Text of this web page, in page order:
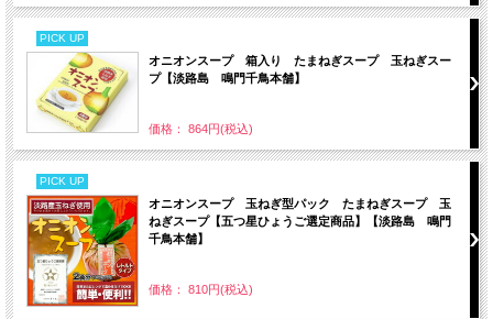
PICK UP
オニオンスープ 箱入り たまねぎスープ 玉ねぎスー
プ【淡路島 鳴門千鳥本舗】
価格： 864円(税込)
PICK UP
オニオンスープ 玉ねぎ型パック たまねぎスープ 玉
ねぎスープ【五つ星ひょうご選定商品】【淡路島 鳴門
千鳥本舗】
価格： 810円(税込)